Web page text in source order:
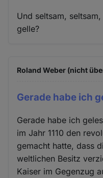
Und seltsam,
gelle?
Roland Weber (nicht
Gerade habe ich
Gerade habe ich
im Jahr 1110 den
gemacht hatte, dass
weltlichen Besitz
Kaiser im Gegenzug